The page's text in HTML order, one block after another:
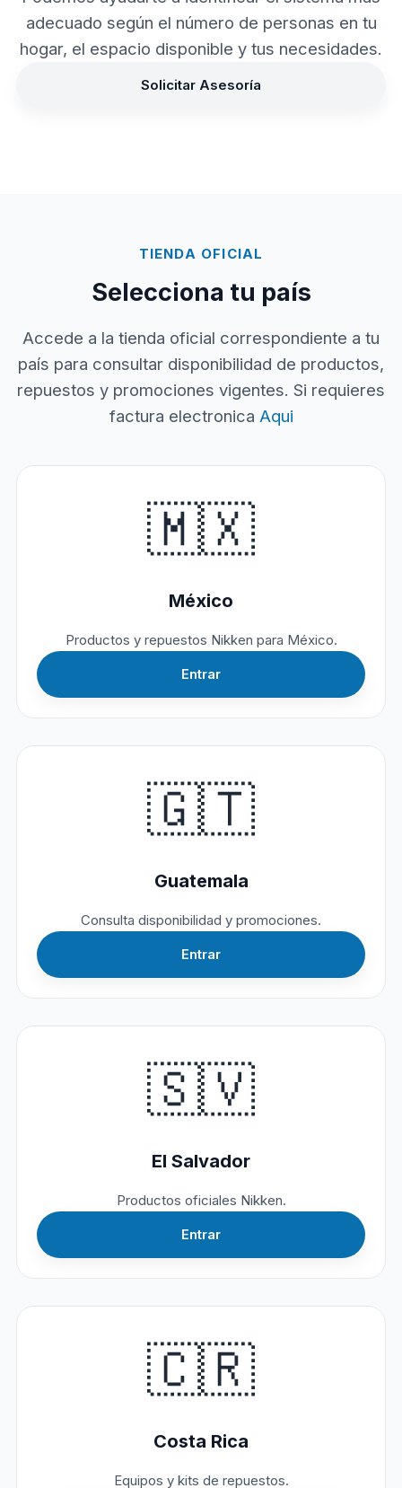
adecuado según el número de personas en tu
hogar, el espacio disponible y tus necesidades.
Solicitar Asesoría
TIENDA OFICIAL
Selecciona tu país
Accede a la tienda oficial correspondiente a tu
país para consultar disponibilidad de productos,
repuestos y promociones vigentes. Si requieres
factura electronica Aqui
🇲🇽
México
Productos y repuestos Nikken para México.
Entrar
🇬🇹
Guatemala
Consulta disponibilidad y promociones.
Entrar
🇸🇻
El Salvador
Productos oficiales Nikken.
Entrar
🇨🇷
Costa Rica
Equipos y kits de repuestos.